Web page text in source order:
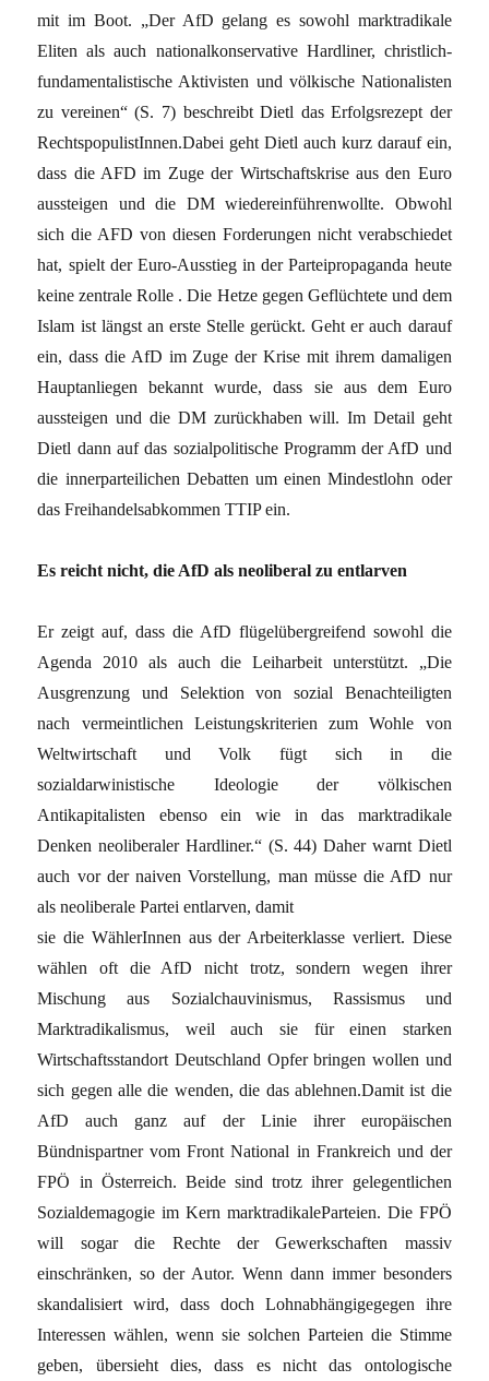
mit im Boot. „Der AfD gelang es sowohl marktradikale
Eliten als auch nationalkonservative Hardliner, christlich-
fundamentalistische Aktivisten und völkische Nationalisten
zu vereinen“ (S. 7) beschreibt Dietl das Erfolgsrezept der
RechtspopulistInnen.Dabei geht Dietl auch kurz darauf ein,
dass die AFD im Zuge der Wirtschaftskrise aus den Euro
aussteigen und die DM wiedereinführenwollte. Obwohl
sich die AFD von diesen Forderungen nicht verabschiedet
hat, spielt der Euro-Ausstieg in der Parteipropaganda heute
keine zentrale Rolle . Die Hetze gegen Geflüchtete und dem
Islam ist längst an erste Stelle gerückt. Geht er auch darauf
ein, dass die AfD im Zuge der Krise mit ihrem damaligen
Hauptanliegen bekannt wurde, dass sie aus dem Euro
aussteigen und die DM zurückhaben will. Im Detail geht
Dietl dann auf das sozialpolitische Programm der AfD und
die innerparteilichen Debatten um einen Mindestlohn oder
das Freihandelsabkommen TTIP ein.
Es reicht nicht, die AfD als neoliberal zu entlarven
Er zeigt auf, dass die AfD flügelübergreifend sowohl die
Agenda 2010 als auch die Leiharbeit unterstützt. „Die
Ausgrenzung und Selektion von sozial Benachteiligten
nach vermeintlichen Leistungskriterien zum Wohle von
Weltwirtschaft und Volk fügt sich in die
sozialdarwinistische Ideologie der völkischen
Antikapitalisten ebenso ein wie in das marktradikale
Denken neoliberaler Hardliner.“ (S. 44) Daher warnt Dietl
auch vor der naiven Vorstellung, man müsse die AfD nur
als neoliberale Partei entlarven, damit
sie die WählerInnen aus der Arbeiterklasse verliert. Diese
wählen oft die AfD nicht trotz, sondern wegen ihrer
Mischung aus Sozialchauvinismus, Rassismus und
Marktradikalismus, weil auch sie für einen starken
Wirtschaftsstandort Deutschland Opfer bringen wollen und
sich gegen alle die wenden, die das ablehnen.Damit ist die
AfD auch ganz auf der Linie ihrer europäischen
Bündnispartner vom Front National in Frankreich und der
FPÖ in Österreich. Beide sind trotz ihrer gelegentlichen
Sozialdemagogie im Kern marktradikaleParteien. Die FPÖ
will sogar die Rechte der Gewerkschaften massiv
einschränken, so der Autor. Wenn dann immer besonders
skandalisiert wird, dass doch Lohnabhängigegegen ihre
Interessen wählen, wenn sie solchen Parteien die Stimme
geben, übersieht dies, dass es nicht das ontologische